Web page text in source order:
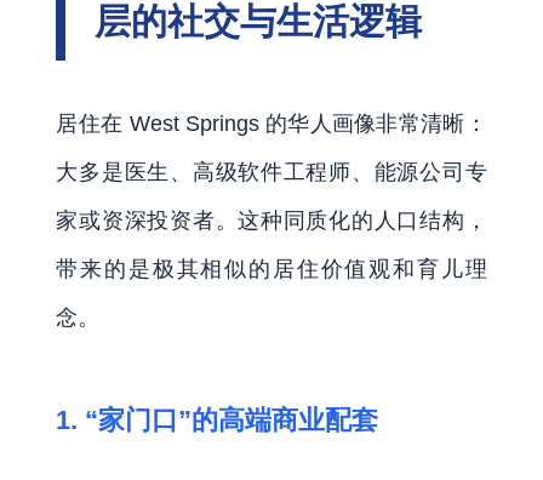
层的社交与生活逻辑
居住在 West Springs 的华人画像非常清晰：
大多是医生、高级软件工程师、能源公司专
家或资深投资者。这种同质化的人口结构，
带来的是极其相似的居住价值观和育儿理
念。
1. “家门口”的高端商业配套